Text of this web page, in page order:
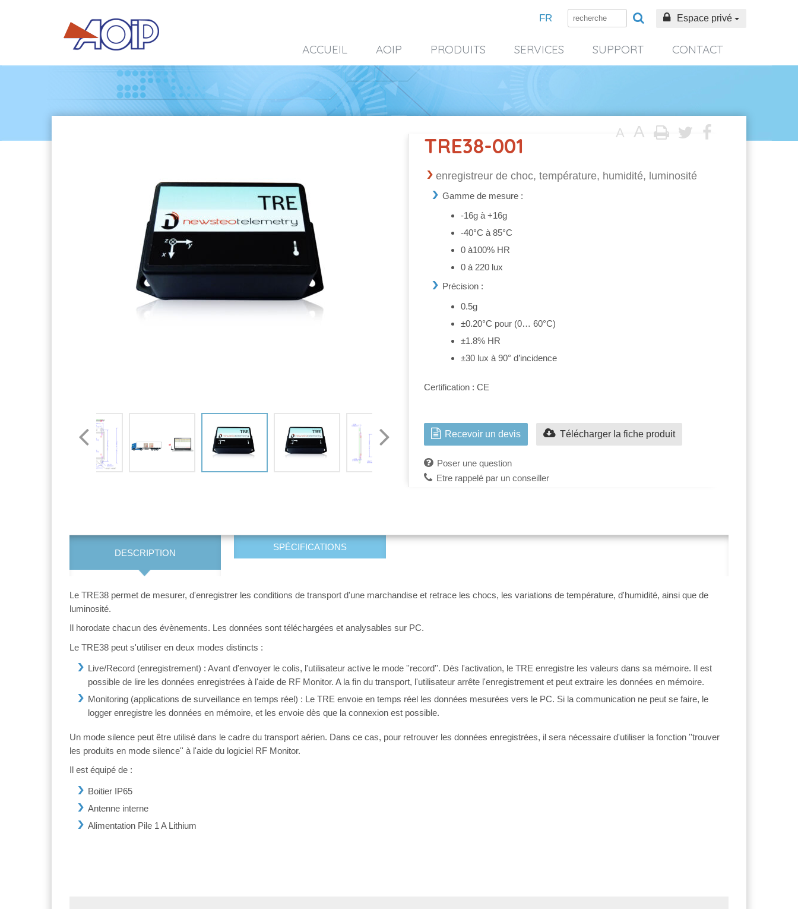
FR Espace privé
ACCUEIL AOIP PRODUITS SERVICES SUPPORT CONTACT
A A
TRE38-001
enregistreur de choc, température, humidité, luminosité
Gamme de mesure :
-16g à +16g
-40°C à 85°C
0 à100% HR
0 à 220 lux
Précision :
0.5g
±0.20°C pour (0… 60°C)
±1.8% HR
±30 lux à 90° d’incidence
Certification : CE
Recevoir un devis Télécharger la fiche produit
Poser une question
Etre rappelé par un conseiller
DESCRIPTION
SPÉCIFICATIONS
Le TRE38 permet de mesurer, d'enregistrer les conditions de transport d'une marchandise et retrace les chocs, les variations de température, d'humidité, ainsi que de
luminosité.
Il horodate chacun des évènements. Les données sont téléchargées et analysables sur PC.
Le TRE38 peut s'utiliser en deux modes distincts :
Live/Record (enregistrement) : Avant d'envoyer le colis, l'utilisateur active le mode ''record''. Dès l'activation, le TRE enregistre les valeurs dans sa mémoire. Il est
possible de lire les données enregistrées à l'aide de RF Monitor. A la fin du transport, l'utilisateur arrête l'enregistrement et peut extraire les données en mémoire.
Monitoring (applications de surveillance en temps réel) : Le TRE envoie en temps réel les données mesurées vers le PC. Si la communication ne peut se faire, le
logger enregistre les données en mémoire, et les envoie dès que la connexion est possible.
Un mode silence peut être utilisé dans le cadre du transport aérien. Dans ce cas, pour retrouver les données enregistrées, il sera nécessaire d'utiliser la fonction ''trouver
les produits en mode silence'' à l'aide du logiciel RF Monitor.
Il est équipé de :
Boitier IP65
Antenne interne
Alimentation Pile 1 A Lithium